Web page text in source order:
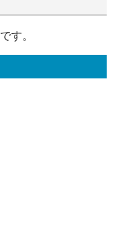
す。